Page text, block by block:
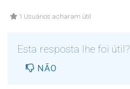
1 Usuários acharam útil
Esta resposta lhe foi útil?
NÃO